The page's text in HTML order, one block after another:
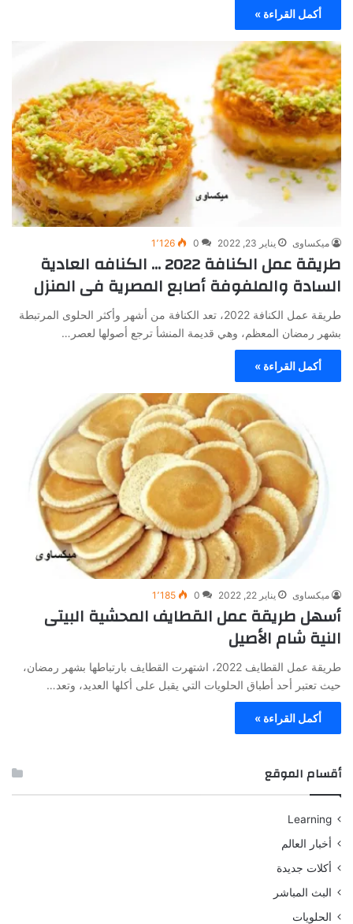
أكمل القراءة »
ميكساوى يناير 23, 2022 0 1٬126
طريقة عمل الكنافة 2022 … الكنافه العادية
السادة والملفوفة أصابع المصرية فى المنزل
طريقة عمل الكنافة 2022، تعد الكنافة من أشهر وأكثر الحلوى المرتبطة
بشهر رمضان المعظم، وهي قديمة المنشأ ترجع أصولها لعصر…
أكمل القراءة »
ميكساوى يناير 22, 2022 0 1٬185
أسهل طريقة عمل القطايف المحشية البيتى
النية شام الأصيل
طريقة عمل القطايف 2022، اشتهرت القطايف بارتباطها بشهر رمضان،
حيث تعتبر أحد أطباق الحلويات التي يقبل على أكلها العديد، وتعد…
أكمل القراءة »
أقسام الموقع
Learning
أخبار العالم
أكلات جديدة
البث المباشر
الحلويات